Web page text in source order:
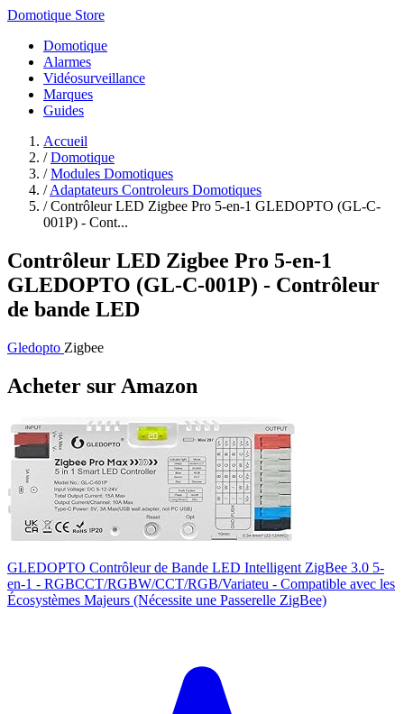
Domotique Store
Domotique
Alarmes
Vidéosurveillance
Marques
Guides
Accueil
/ Domotique
/ Modules Domotiques
/ Adaptateurs Controleurs Domotiques
/ Contrôleur LED Zigbee Pro 5-en-1 GLEDOPTO (GL-C-
001P) - Cont...
Contrôleur LED Zigbee Pro 5-en-1
GLEDOPTO (GL-C-001P) - Contrôleur
de bande LED
Gledopto Zigbee
Acheter sur Amazon
GLEDOPTO Contrôleur de Bande LED Intelligent ZigBee 3.0 5-
en-1 - RGBCCT/RGBW/CCT/RGB/Variateu - Compatible avec les
Écosystèmes Majeurs (Nécessite une Passerelle ZigBee)